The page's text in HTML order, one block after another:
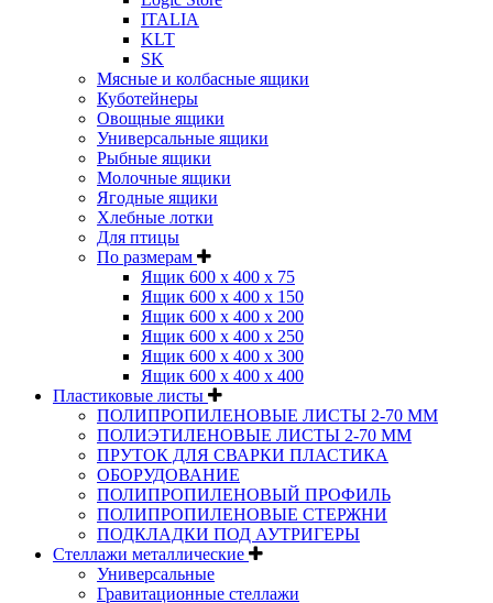
ITALIA
KLT
SK
Мясные и колбасные ящики
Куботейнеры
Овощные ящики
Универсальные ящики
Рыбные ящики
Молочные ящики
Ягодные ящики
Хлебные лотки
Для птицы
По размерам
Ящик 600 х 400 х 75
Ящик 600 х 400 х 150
Ящик 600 х 400 х 200
Ящик 600 х 400 х 250
Ящик 600 х 400 х 300
Ящик 600 х 400 х 400
Пластиковые листы
ПОЛИПРОПИЛЕНОВЫЕ ЛИСТЫ 2-70 ММ
ПОЛИЭТИЛЕНОВЫЕ ЛИСТЫ 2-70 ММ
ПРУТОК ДЛЯ СВАРКИ ПЛАСТИКА
ОБОРУДОВАНИЕ
ПОЛИПРОПИЛЕНОВЫЙ ПРОФИЛЬ
ПОЛИПРОПИЛЕНОВЫЕ СТЕРЖНИ
ПОДКЛАДКИ ПОД АУТРИГЕРЫ
Стеллажи металлические
Универсальные
Гравитационные стеллажи